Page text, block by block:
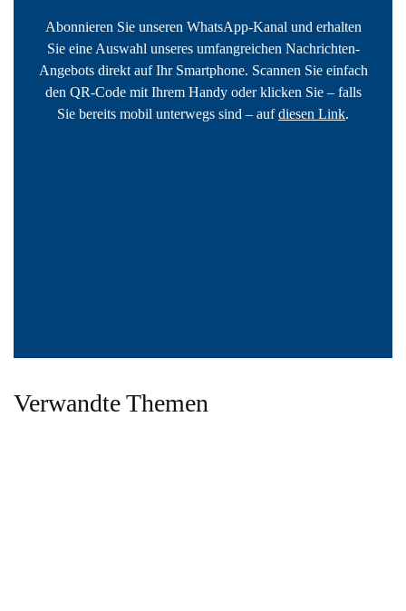
Abonnieren Sie unseren WhatsApp-Kanal und erhalten
Sie eine Auswahl unseres umfangreichen Nachrichten-
Angebots direkt auf Ihr Smartphone. Scannen Sie einfach
den QR-Code mit Ihrem Handy oder klicken Sie – falls
Sie bereits mobil unterwegs sind – aufdiesen Link.
Verwandte Themen